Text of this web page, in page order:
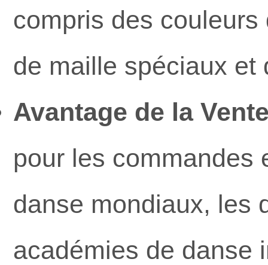
compris des
de maille spéciaux et
Avantage de la
pour les commandes
danse mondiaux, les
académies de danse